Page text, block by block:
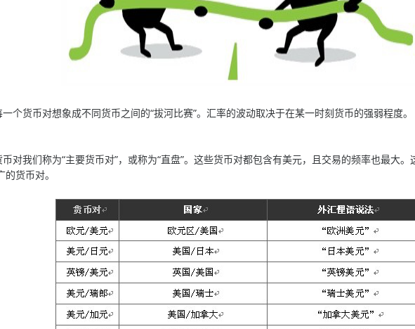
货币对想象成不同货币之间的“拔河比赛”。汇率的波动取决于在某一时刻货币的强弱程度。
我们称为“主要货币对”，或称为“直盘”。这些货币对都包含有美元，且交易的频率也最大
货币对。